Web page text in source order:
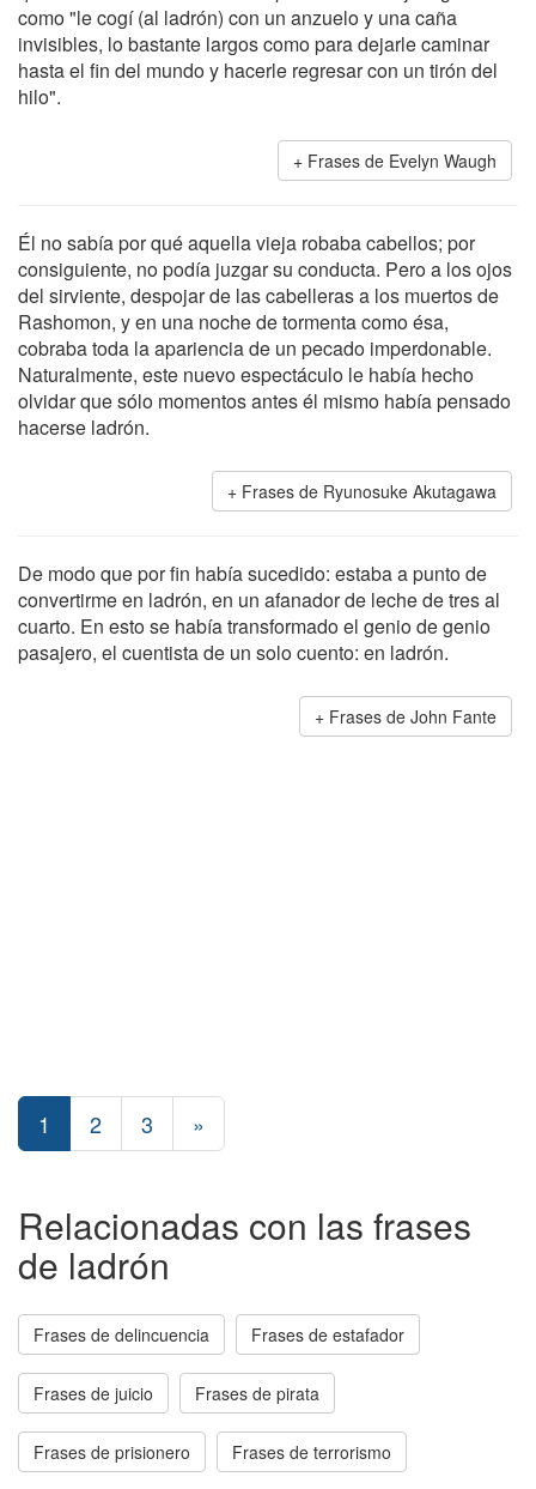
como "le cogí (al ladrón) con un anzuelo y una caña
invisibles, lo bastante largos como para dejarle caminar
hasta el fin del mundo y hacerle regresar con un tirón del
hilo".
Frases de Evelyn Waugh
Él no sabía por qué aquella vieja robaba cabellos; por
consiguiente, no podía juzgar su conducta. Pero a los ojos
del sirviente, despojar de las cabelleras a los muertos de
Rashomon, y en una noche de tormenta como ésa,
cobraba toda la apariencia de un pecado imperdonable.
Naturalmente, este nuevo espectáculo le había hecho
olvidar que sólo momentos antes él mismo había pensado
hacerse ladrón.
Frases de Ryunosuke Akutagawa
De modo que por fin había sucedido: estaba a punto de
convertirme en ladrón, en un afanador de leche de tres al
cuarto. En esto se había transformado el genio de genio
pasajero, el cuentista de un solo cuento: en ladrón.
Frases de John Fante
1 2 3 »
Relacionadas con las frases
de ladrón
Frases de delincuencia Frases de estafador
Frases de juicio Frases de pirata
Frases de prisionero Frases de terrorismo